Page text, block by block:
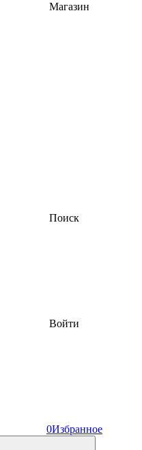
Магазин
Поиск
Войти
0Избранное